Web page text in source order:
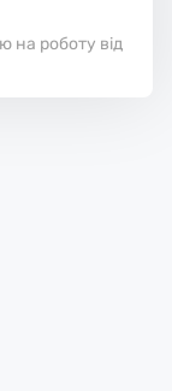
на роботу від